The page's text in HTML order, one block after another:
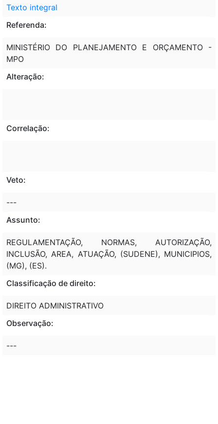
Texto integral
Referenda:
MINISTÉRIO DO PLANEJAMENTO E ORÇAMENTO -
MPO
Alteração:
Correlação:
Veto:
---
Assunto:
REGULAMENTAÇÃO, NORMAS, AUTORIZAÇÃO,
INCLUSÃO, AREA, ATUAÇÃO, (SUDENE), MUNICIPIOS,
(MG), (ES).
Classificação de direito:
DIREITO ADMINISTRATIVO
Observação:
---